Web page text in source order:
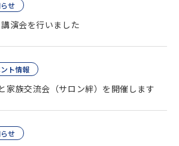
せ
演会を行いました
ト情報
家族交流会（サロン絆）を開催します
せ